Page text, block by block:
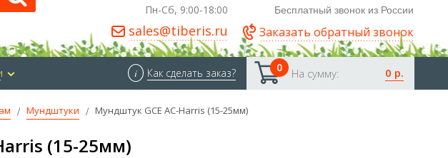
Пн-Сб, 9:00-18:00
sales@tiberis.ru
Бесплатный звонок из России
Заказать обратный звонок
0 На сумму: 0 р.
i Как сделать заказ?
Мундштуки Мундштук GCE AC-Harris (15-25мм)
(15-25мм)